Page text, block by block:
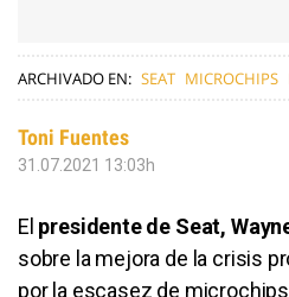
ARCHIVADO EN: SEAT MICROCHIPS
Toni Fuentes
31.07.2021 13:03h
El presidente de Seat,
sobre la mejora de la crisis
por la escasez de